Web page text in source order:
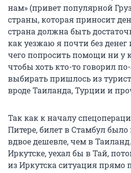
нам» (привет популярной
страны, которая приносит
страна должна быть
как уезжаю я почти без денег
чего попросить помощи ни у
чтобы хоть кто-то говорил
выбирать пришлось из
вроде Таиланда, Турции и
Так как к началу
Питере, билет в Стамбул
вдвое дешевле, чем в
Иркутске, уехал бы в Тай,
из Иркутска ситуация прямо